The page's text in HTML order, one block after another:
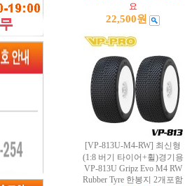
요
22,500원
[VP-813U-M4-RW] 최신형
(1:8 버기 타이어+휠)경기용
VP-813U Gripz Evo M4 RW
Rubber Tyre 한봉지 2개포함